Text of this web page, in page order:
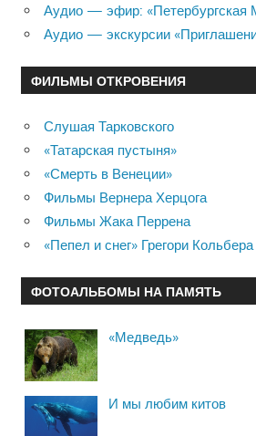
Аудио — эфир: «Петербургская
Аудио — экскурсии
ФИЛЬМЫ ОТКРОВЕНИЯ
Слушая Тарковского
«Татарская пустыня»
«Смерть в Венеции»
Фильмы Вернера Херцога
Фильмы Жака Перрена
«Пепел и снег» Грегори Кольбера
ФОТОАЛЬБОМЫ НА ПАМЯТЬ
«Медведь»
И мы любим китов